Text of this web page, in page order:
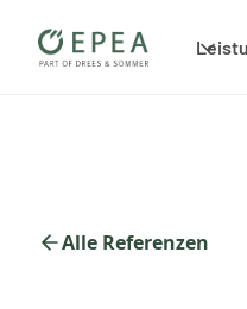
Alle Referenzen